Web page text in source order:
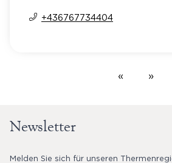
+436767734404
« »
Newsletter
Melden Sie sich für unseren